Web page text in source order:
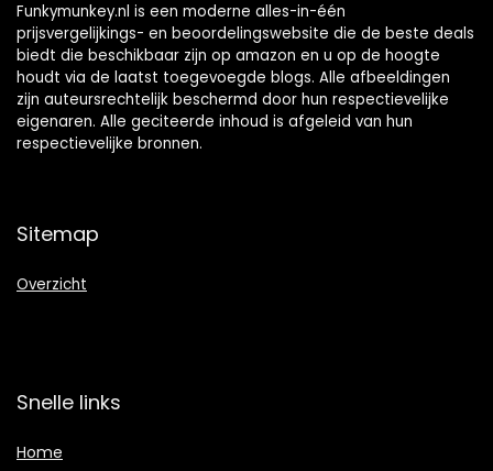
Funkymunkey.nl is een moderne alles-in-één
prijsvergelijkings- en beoordelingswebsite die de beste deals
biedt die beschikbaar zijn op amazon en u op de hoogte
houdt via de laatst toegevoegde blogs. Alle afbeeldingen
zijn auteursrechtelijk beschermd door hun respectievelijke
eigenaren. Alle geciteerde inhoud is afgeleid van hun
respectievelijke bronnen.
Sitemap
Overzicht
Snelle links
Home